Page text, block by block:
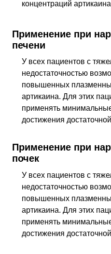
концентраций
Применение при
печени
У всех пациентов с
недостаточностью
повышенных
артикаина. Для этих
применять
достижения
Применение при
почек
У всех пациентов с
недостаточностью
повышенных
артикаина. Для этих
применять
достижения